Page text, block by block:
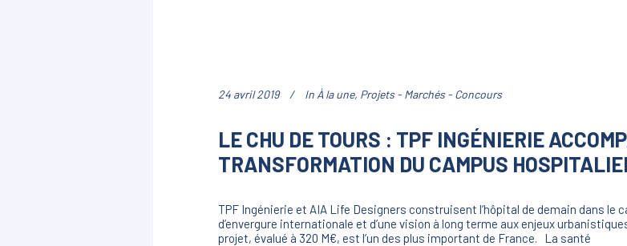
24 avril 2019 In À la une, Projets - Marchés - Concours
LE CHU DE TOURS : TPF INGÉNIERIE
TRANSFORMATION DU CAMPUS
TPF Ingénierie et AIA Life Designers construisent l’hôpital de demain dans le
d’envergure internationale et d’une vision à long terme aux enjeux
projet, évalué à 320 M€, est l’un des plus important de France. La santé